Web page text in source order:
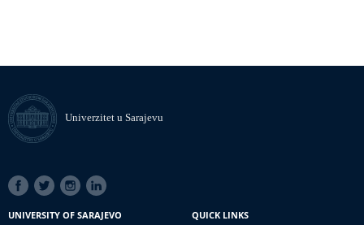
Univerzitet u Sarajevu
SOCIAL
LINKS
UNIVERSITY OF SARAJEVO
QUICK LINKS